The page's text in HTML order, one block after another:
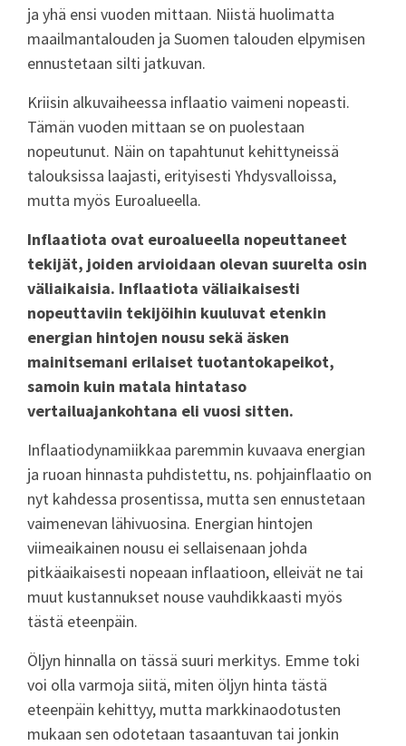
ja yhä ensi vuoden mittaan. Niistä huolimatta
maailmantalouden ja Suomen talouden elpymisen
ennustetaan silti jatkuvan.
Kriisin alkuvaiheessa inflaatio vaimeni nopeasti.
Tämän vuoden mittaan se on puolestaan
nopeutunut. Näin on tapahtunut kehittyneissä
talouksissa laajasti, erityisesti Yhdysvalloissa,
mutta myös Euroalueella.
Inflaatiota ovat euroalueella nopeuttaneet
tekijät, joiden arvioidaan olevan suurelta osin
väliaikaisia. Inflaatiota väliaikaisesti
nopeuttaviin tekijöihin kuuluvat etenkin
energian hintojen nousu sekä äsken
mainitsemani erilaiset tuotantokapeikot,
samoin kuin matala hintataso
vertailuajankohtana eli vuosi sitten.
Inflaatiodynamiikkaa paremmin kuvaava energian
ja ruoan hinnasta puhdistettu, ns. pohjainflaatio on
nyt kahdessa prosentissa, mutta sen ennustetaan
vaimenevan lähivuosina. Energian hintojen
viimeaikainen nousu ei sellaisenaan johda
pitkäaikaisesti nopeaan inflaatioon, elleivät ne tai
muut kustannukset nouse vauhdikkaasti myös
tästä eteenpäin.
Öljyn hinnalla on tässä suuri merkitys. Emme toki
voi olla varmoja siitä, miten öljyn hinta tästä
eteenpäin kehittyy, mutta markkinaodotusten
mukaan sen odotetaan tasaantuvan tai jonkin